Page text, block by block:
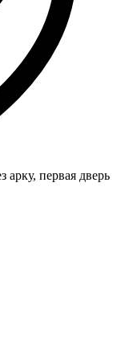
арку, первая дверь